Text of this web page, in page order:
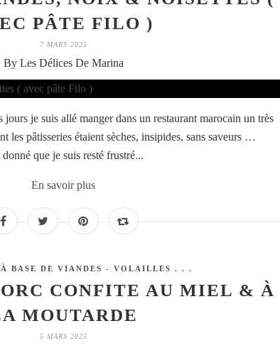
PÂTE FILO )
7 MARS 2025
By Les Délices De Marina
je suis allé manger dans un restaurant marocain un très
les pâtisseries étaient sèches, insipides, sans saveurs …
que je suis resté frustré...
En savoir plus
À BASE DE VIANDES - VOLAILLES . . .
CONFITE AU MIEL & À
MOUTARDE
5 MARS 2025